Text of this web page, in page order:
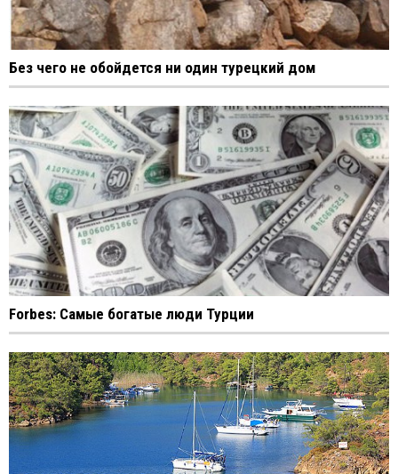
Без чего не обойдется ни один турецкий дом
Forbes: Самые богатые люди Турции